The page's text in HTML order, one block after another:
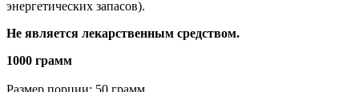
энергетических запасов).
Не является лекарственным средством.
1000 грамм
Размер порции: 50 грамм